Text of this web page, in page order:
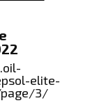
elite-
3/